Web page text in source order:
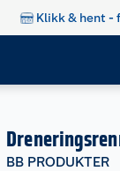
Klikk & hent -
BB PRODUKTER